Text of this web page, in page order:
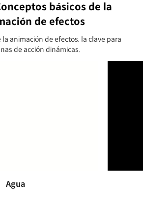
básicos de la
de efectos
animación de efectos, la clave para
de acción dinámicas.
Agua